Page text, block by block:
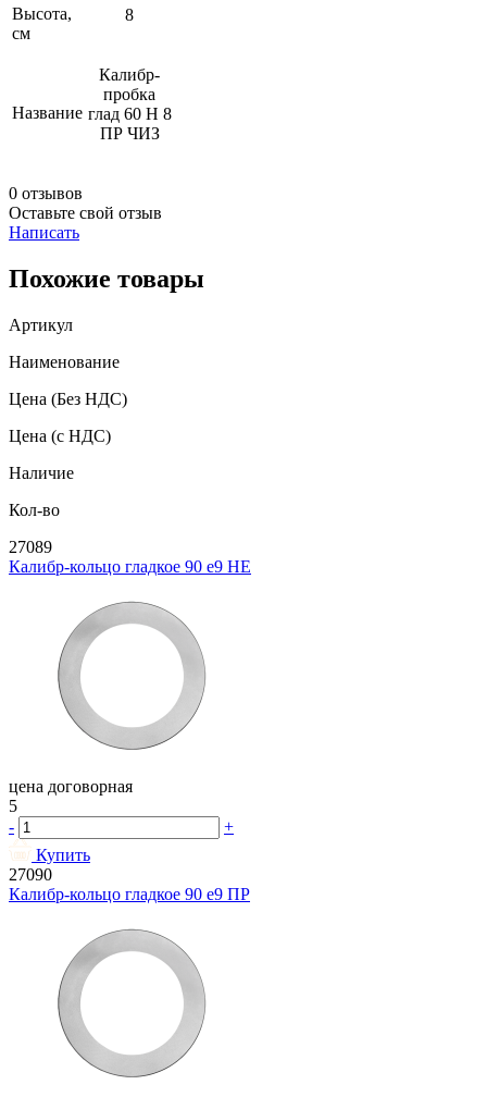
Высота,
см
8
Название
Калибр-
пробка
глад 60 Н 8
ПР ЧИЗ
0 отзывов
Оставьте свой отзыв
Написать
Похожие товары
Артикул
Наименование
Цена (Без НДС)
Цена (с НДС)
Наличие
Кол-во
27089
Калибр-кольцо гладкое 90 e9 НЕ
цена договорная
5
-
+
Купить
27090
Калибр-кольцо гладкое 90 e9 ПР